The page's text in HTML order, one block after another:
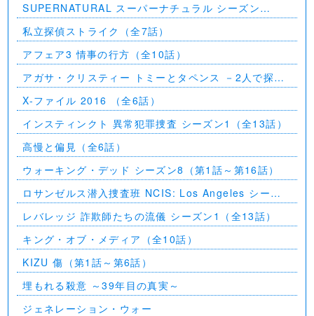
SUPERNATURAL スーパーナチュラル シーズン
11（全23話）
私立探偵ストライク（全7話）
アフェア3 情事の行方（全10話）
アガサ・クリスティー トミーとタペンス －2人で探偵
を－
X-ファイル 2016 （全6話）
インスティンクト 異常犯罪捜査 シーズン1（全13話）
高慢と偏見（全6話）
ウォーキング・デッド シーズン8（第1話～第16話）
ロサンゼルス潜入捜査班 NCIS: Los Angeles シーズ
ン5（第2話～第24話）
レバレッジ 詐欺師たちの流儀 シーズン1（全13話）
キング・オブ・メディア（全10話）
KIZU 傷（第1話～第6話）
埋もれる殺意 ～39年目の真実～
ジェネレーション・ウォー